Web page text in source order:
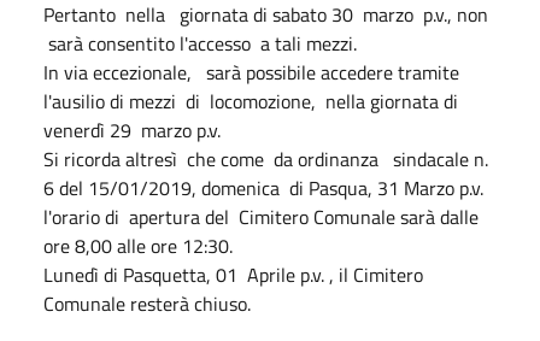
Pertanto nella giornata di sabato 30 marzo p.v., non
sarà consentito l'accesso a tali mezzi.
In via eccezionale, sarà possibile accedere tramite
l'ausilio di mezzi di locomozione, nella giornata di
venerdì 29 marzo p.v.
Si ricorda altresì che come da ordinanza sindacale n.
6 del 15/01/2019, domenica di Pasqua, 31 Marzo p.v.
l'orario di apertura del Cimitero Comunale sarà dalle
ore 8,00 alle ore 12:30.
Lunedì di Pasquetta, 01 Aprile p.v. , il Cimitero
Comunale resterà chiuso.